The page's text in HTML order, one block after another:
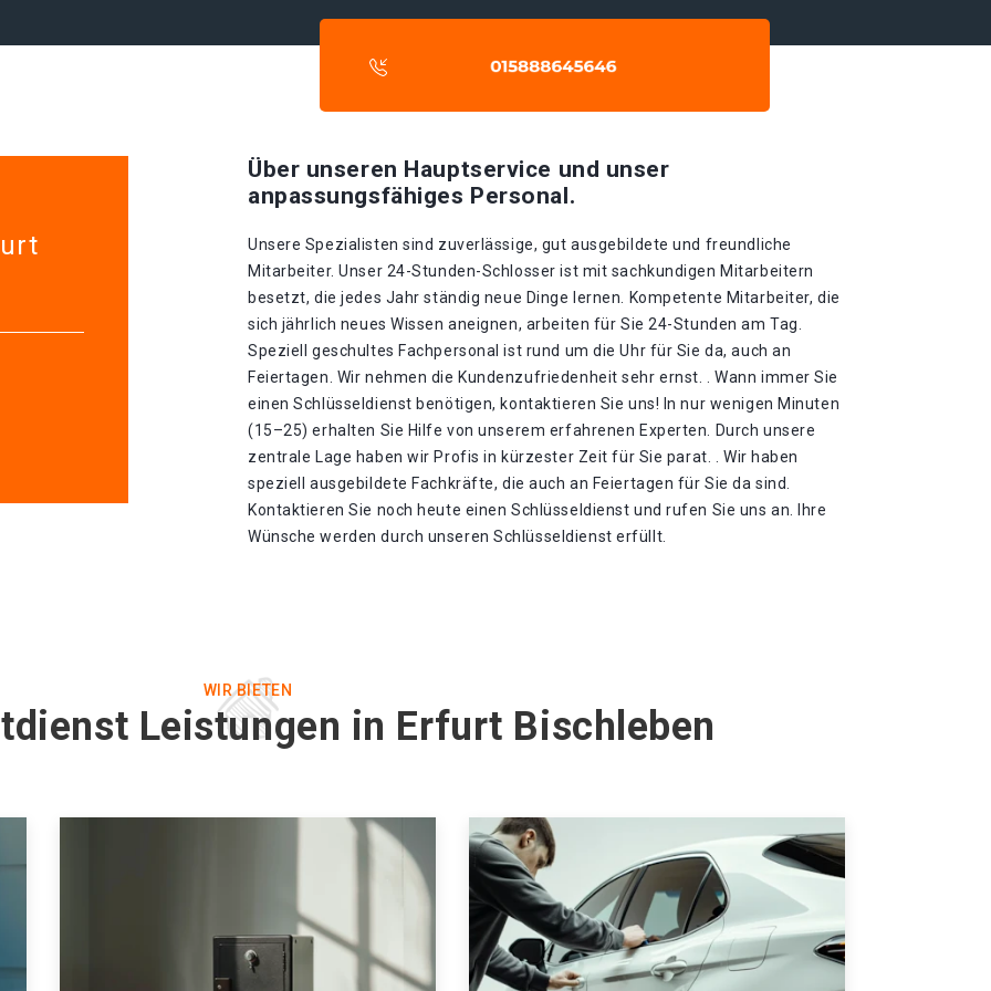
Über unseren Hauptservice und unser
anpassungsfähiges Personal.
Unsere Spezialisten sind zuverlässige, gut ausgebildete und freundliche
Mitarbeiter. Unser 24-Stunden-Schlosser ist mit sachkundigen Mitarbeitern
besetzt, die jedes Jahr ständig neue Dinge lernen. Kompetente Mitarbeiter, die
sich jährlich neues Wissen aneignen, arbeiten für Sie 24-Stunden am Tag.
Speziell geschultes Fachpersonal ist rund um die Uhr für Sie da, auch an
Feiertagen. Wir nehmen die Kundenzufriedenheit sehr ernst. . Wann immer Sie
einen Schlüsseldienst benötigen, kontaktieren Sie uns! In nur wenigen Minuten
(15–25) erhalten Sie Hilfe von unserem erfahrenen Experten. Durch unsere
zentrale Lage haben wir Profis in kürzester Zeit für Sie parat. . Wir haben
speziell ausgebildete Fachkräfte, die auch an Feiertagen für Sie da sind.
Kontaktieren Sie noch heute einen Schlüsseldienst und rufen Sie uns an. Ihre
Wünsche werden durch unseren Schlüsseldienst erfüllt.
WIR BIETEN
Leistungen in Erfurt Bischleben